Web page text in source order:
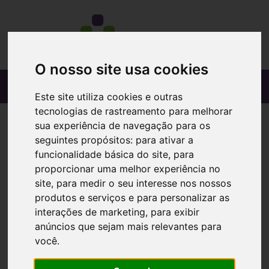
O nosso site usa cookies
Este site utiliza cookies e outras
tecnologias de rastreamento para melhorar
sua experiência de navegação para os
seguintes propósitos: para ativar a
funcionalidade básica do site, para
proporcionar uma melhor experiência no
site, para medir o seu interesse nos nossos
produtos e serviços e para personalizar as
interações de marketing, para exibir
anúncios que sejam mais relevantes para
você.